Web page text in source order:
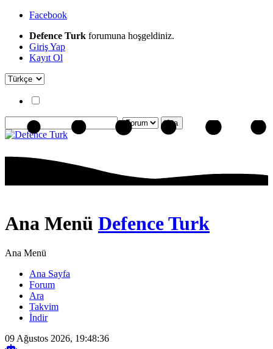
Facebook
Defence Turk forumuna hoşgeldiniz.
Giriş Yap
Kayıt Ol
Ana Menü Defence Turk
Ana Menü
Ana Sayfa
Forum
Ara
Takvim
İndir
09 Ağustos 2026, 19:48:36